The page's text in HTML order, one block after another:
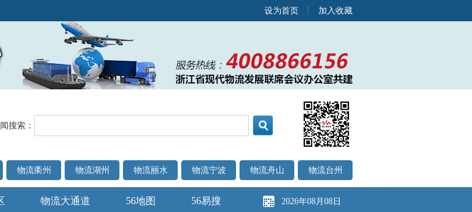
设为首页 加入收藏
搜索：
物流衢州 物流湖州 物流丽水 物流宁波 物流舟山 物流台州
物流大通道 56地图 56易搜 2026年08月08日